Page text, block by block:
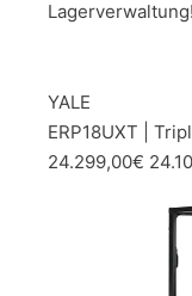
Lagerverwaltung!
YALE
ERP18UXT |
24.299,00€